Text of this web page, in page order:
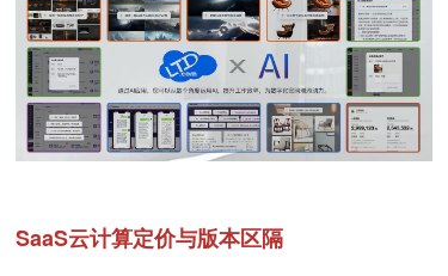
SaaS云计算定价与版本区隔